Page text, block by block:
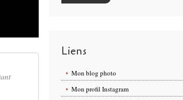
Liens
Mon blog photo
Mon profil Instagram